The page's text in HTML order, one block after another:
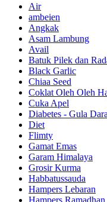
Air
ambeien
Angkak
Asam Lambung
Avail
Batuk Pilek dan
Black Garlic
Chiaa Seed
Coklat Oleh Oleh
Cuka Apel
Diabetes - Gula
Diet
Flimty
Gamat Emas
Garam Himalaya
Grosir Kurma
Habbatussauda
Hampers Lebaran
Hampers Ramadhan